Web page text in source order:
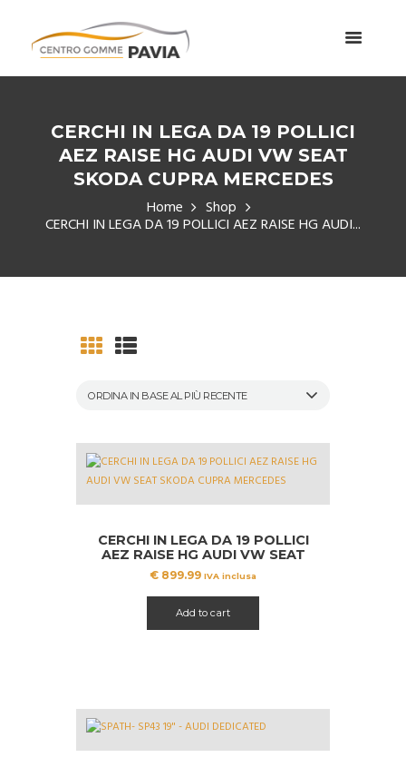
CERCHI IN LEGA DA 19 POLLICI
AEZ RAISE HG AUDI VW SEAT
SKODA CUPRA MERCEDES
Home Shop
CERCHI IN LEGA DA 19 POLLICI AEZ RAISE HG AUDI...
CERCHI IN LEGA DA 19 POLLICI
AEZ RAISE HG AUDI VW SEAT
SKODA CUPRA MERCEDES
€ 899.99 IVA inclusa
Add to cart